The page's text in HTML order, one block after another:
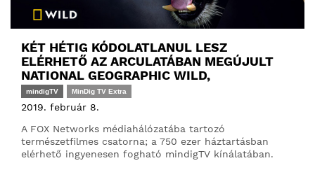
KÉT HÉTIG KÓDOLATLANUL LESZ
ELÉRHETŐ AZ ARCULATÁBAN MEGÚJULT
NATIONAL GEOGRAPHIC WILD,
mindigTV MinDig TV Extra
2019. február 8.
A FOX Networks médiahálózatába tartozó
természetfilmes csatorna; a 750 ezer háztartásban
elérhető ingyenesen fogható mindigTV kínálatában.